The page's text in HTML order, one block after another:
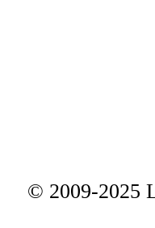
© 2009-2025